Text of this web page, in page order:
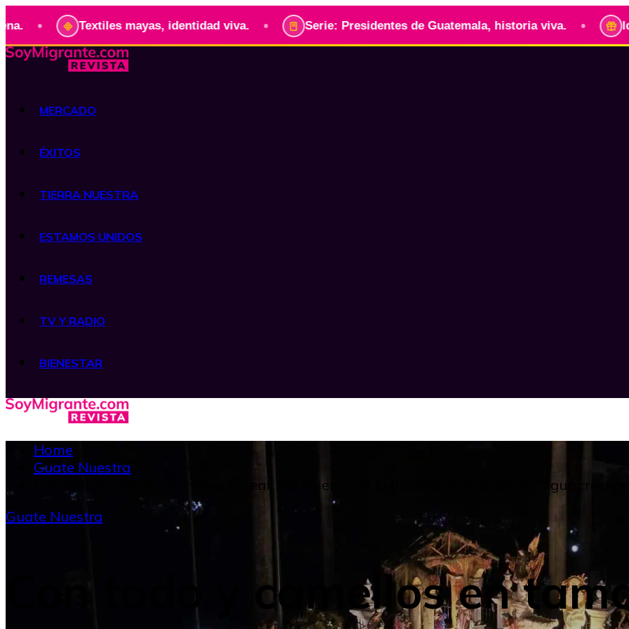
Textiles mayas, identidad viva. • Serie: Presidentes de Guatemala, historia viva. •
MERCADO
ÉXITOS
TIERRA NUESTRA
ESTAMOS UNIDOS
REMESAS
TV Y RADIO
BIENESTAR
Home
Guate Nuestra
Con todo y camellos en tamaño real: Nacimiento de la basílica de Esquipulas sigue
Guate Nuestra
Con todo y camellos en